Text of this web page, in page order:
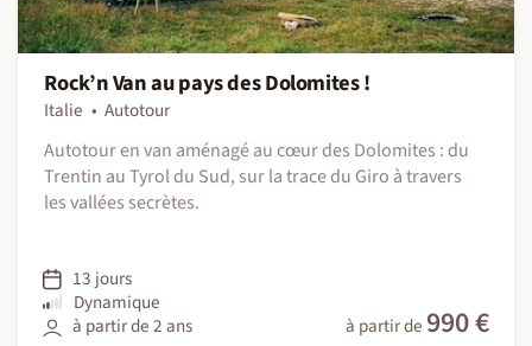
Rock’n Van au pays des Dolomites !
Italie
Autotour
Autotour en van aménagé au cœur des Dolomites : du
Trentin au Tyrol du Sud, sur la trace du Giro à travers
les vallées secrètes.
13 jours
Dynamique
à partir de 2 ans
à partir de 990 €